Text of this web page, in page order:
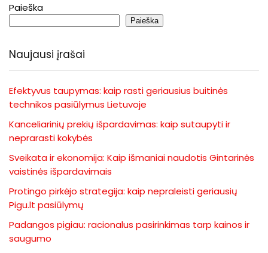
Paieška
Paieška
Naujausi įrašai
Efektyvus taupymas: kaip rasti geriausius buitinės
technikos pasiūlymus Lietuvoje
Kanceliarinių prekių išpardavimas: kaip sutaupyti ir
neprarasti kokybės
Sveikata ir ekonomija: Kaip išmaniai naudotis Gintarinės
vaistinės išpardavimais
Protingo pirkėjo strategija: kaip nepraleisti geriausių
Pigu.lt pasiūlymų
Padangos pigiau: racionalus pasirinkimas tarp kainos ir
saugumo